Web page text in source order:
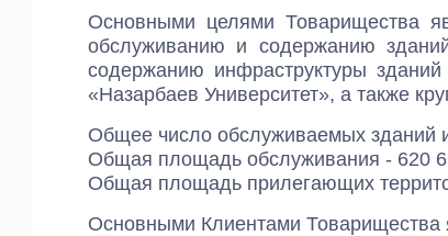
Основными целями Товарищества
обслуживанию и содержанию
содержанию инфраструктуры
«Назарбаев Университет», а также
Общее число обслуживаемых зданий
Общая площадь обслуживания - 620
Общая площадь прилегающих
Основными Клиентами Товарищества